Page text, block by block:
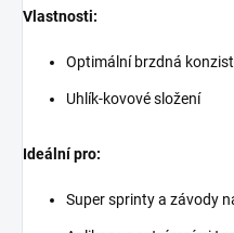
Vlastnosti:
Optimální brzdná
Uhlík-kovové složení
Ideální pro:
Super sprinty a závody